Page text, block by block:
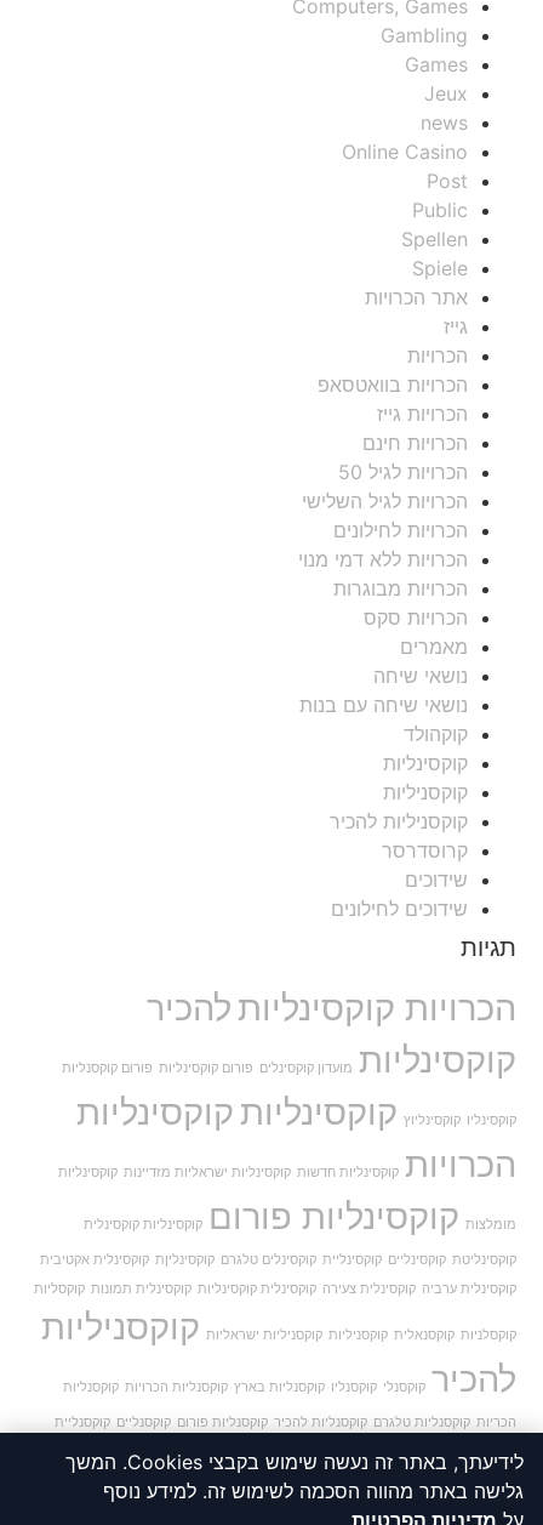
Computers, Games
Gambling
Games
Jeux
news
Online Casino
Post
Public
Spellen
Spiele
אתר הכרויות
גייז
הכרויות
הכרויות בוואטסאפ
הכרויות גייז
הכרויות חינם
הכרויות לגיל 50
הכרויות לגיל השלישי
הכרויות לחילונים
הכרויות ללא דמי מנוי
הכרויות מבוגרות
הכרויות סקס
מאמרים
נושאי שיחה
נושאי שיחה עם בנות
קוקהולד
קוקסינליות
קוקסניליות
קוקסניליות להכיר
קרוסדרסר
שידוכים
שידוכים לחילונים
תגיות
הכרויות קוקסינליות להכיר
קוקסינליות מועדון קוקסינלים פורום קוקסינליות פורום קוקסנליות
קוקסינליו קוקסינליוץ קוקסינליות קוקסינליות
הכרויות קוקסינליות חדשות קוקסינליות ישראליות מזדיינות קוקסינליות
מומלצות קוקסינליות פורום קוקסינליות קוקסינלית
קוקסינליטת קוקסינליים קוקסינליית קוקסינלים טלגרם קוקסינליןת קוקסינלית אקטיבית
קוקסינלית ערביה קוקסינלית צעירה קוקסינלית קוקסינליות קוקסינלית תמונות קוקסליות
קוקסלניות קוקסנאלית קוקסניליות קוקסניליות ישראליות קוקסניליות
להכיר קוקסנלי קוקסנליו קוקסנליות בארץ קוקסנליות הכרויות קוקסנליות
הכריות קוקסנליות טלגרם קוקסנליות להכיר קוקסנליות פורום קוקסנליים קוקסנליית
קוקסנלית
לידיעתך, באתר זה נעשה שימוש בקבצי Cookies. המשך
גלישה באתר מהווה הסכמה לשימוש זה. למידע נוסף
על מדיניות הפרטיות